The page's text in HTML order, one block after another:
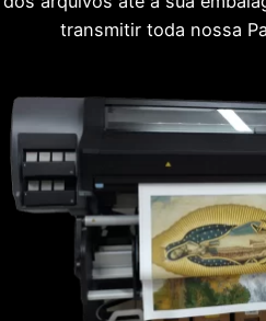
transmitir toda nossa